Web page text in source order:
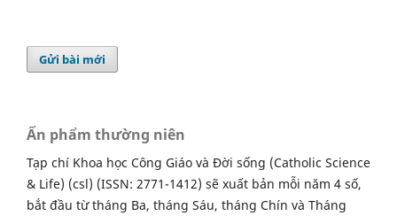
Gửi bài mới
Ấn phẩm thường niên
Tạp chí Khoa học Công Giáo và Đời sống (Catholic Science
& Life) (csl) (ISSN: 2771-1412) sẽ xuất bản mỗi năm 4 số,
bắt đầu từ tháng Ba, tháng Sáu, tháng Chín và Tháng